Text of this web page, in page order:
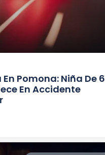
Pomona: Niña De 6
En Accidente